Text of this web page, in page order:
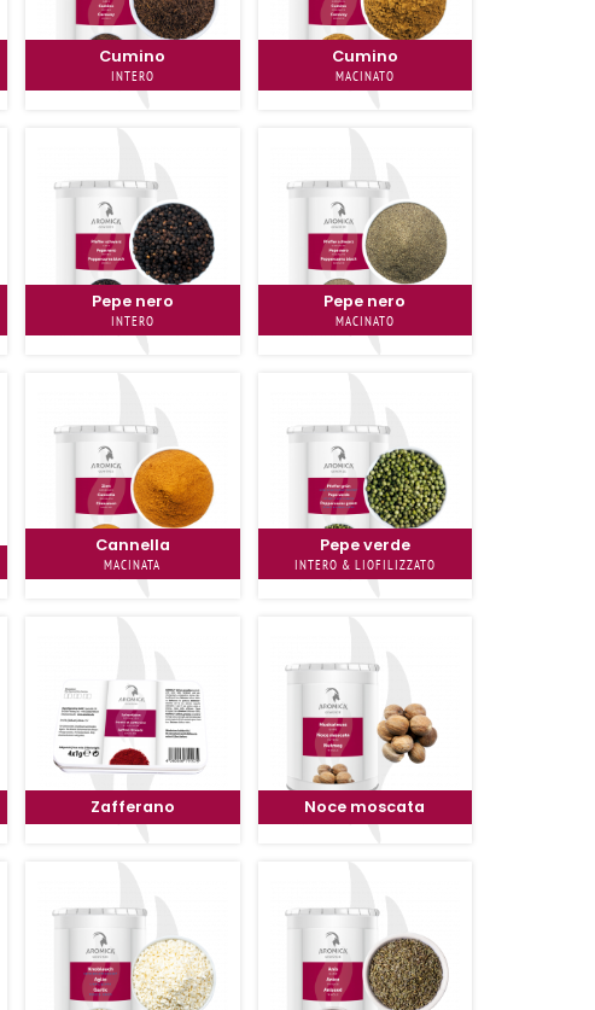
Cumino
INTERO
Cumino
MACINATO
Pepe nero
INTERO
Pepe nero
MACINATO
Cannella
MACINATA
Pepe verde
INTERO & LIOFILIZZATO
Zafferano Noce moscata